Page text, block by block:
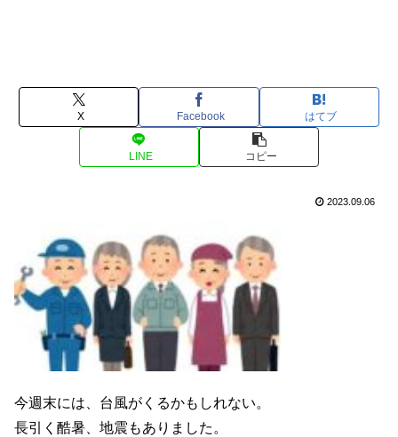
X Facebook はてブ
LINE コピー
2023.09.06
今週末には、台風がくるかもしれない。
長引く酷暑、地震もありました。